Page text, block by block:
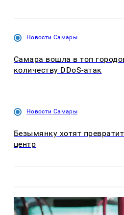
Новости Самары
Самара вошла в топ
количеству DDoS-атак
Новости Самары
Безымянку хотят
центр